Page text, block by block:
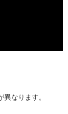
なります。